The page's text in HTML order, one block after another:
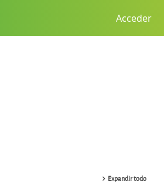
Acceder
Expandir todo